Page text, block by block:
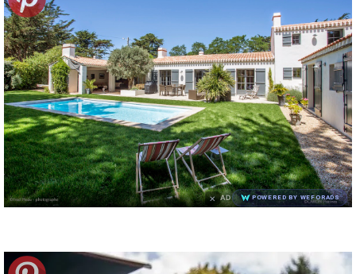
× AD POWERED BY WEFORADS